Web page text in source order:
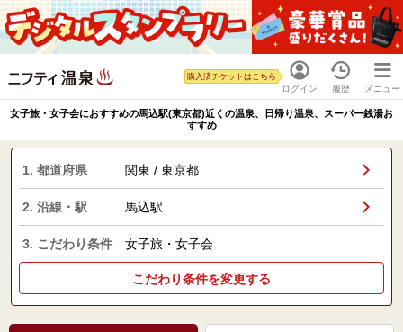
ログイン
購入済チケットはこちら
履歴 メニュー
女子旅・女子会におすすめの馬込駅(東京都)近くの温泉、日帰り温泉、スーパー銭湯お
すすめ
1. 都道府県 関東 / 東京都
2. 沿線・駅 馬込駅
3. こだわり条件 女子旅・女子会
こだわり条件を変更する